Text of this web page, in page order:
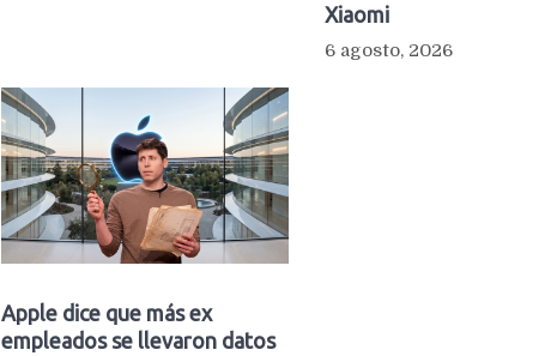
Xiaomi
6 agosto, 2026
Apple dice que más ex
empleados se llevaron datos